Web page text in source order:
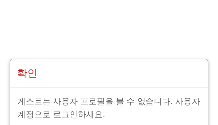
확인
게스트는 사용자 프로필을 볼 수 없습니다. 사용자
계정으로 로그인하세요.